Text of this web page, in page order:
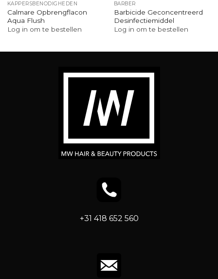
KAPPERSBENODIGHEDEN
Calmare Opbrengflacon
Aqua Flush
Log in om te bestellen
BARBER
Barbicide Geconcentreerd
Desinfectiemiddel
Log in om te bestellen
+31 418 652 560